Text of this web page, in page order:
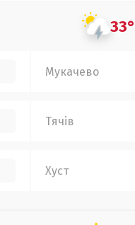
33°
Мукачево
Тячів
Хуст